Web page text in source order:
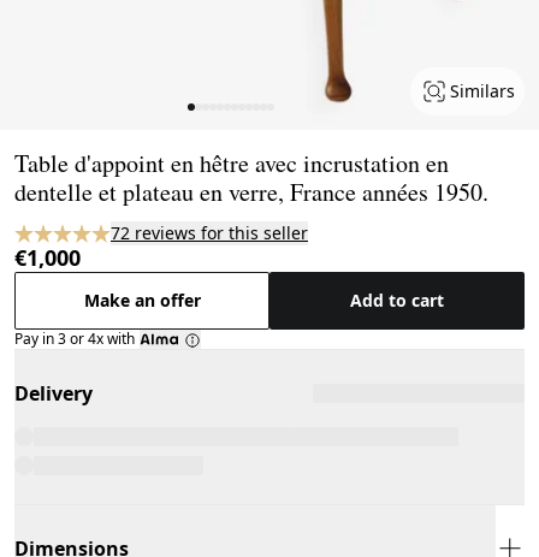
Similars
Table d'appoint en hêtre avec incrustation en
dentelle et plateau en verre, France années 1950.
72 reviews for this seller
€1,000
Make an offer Add to cart
Pay in 3 or 4x with
Delivery
Dimensions